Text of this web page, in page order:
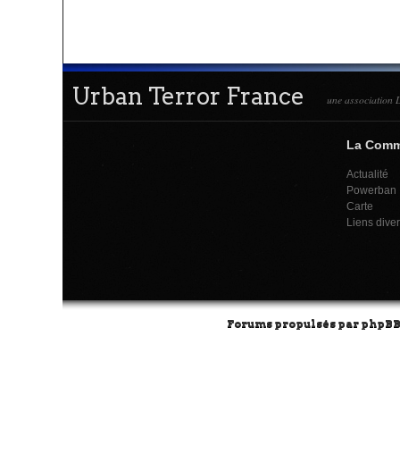
Urban Terror France une association
La
Actualité
Powerban
Carte
Liens
Forums propulsés par phpBB